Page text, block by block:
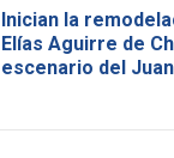
Inician la
Elías Aguirre de
escenario del